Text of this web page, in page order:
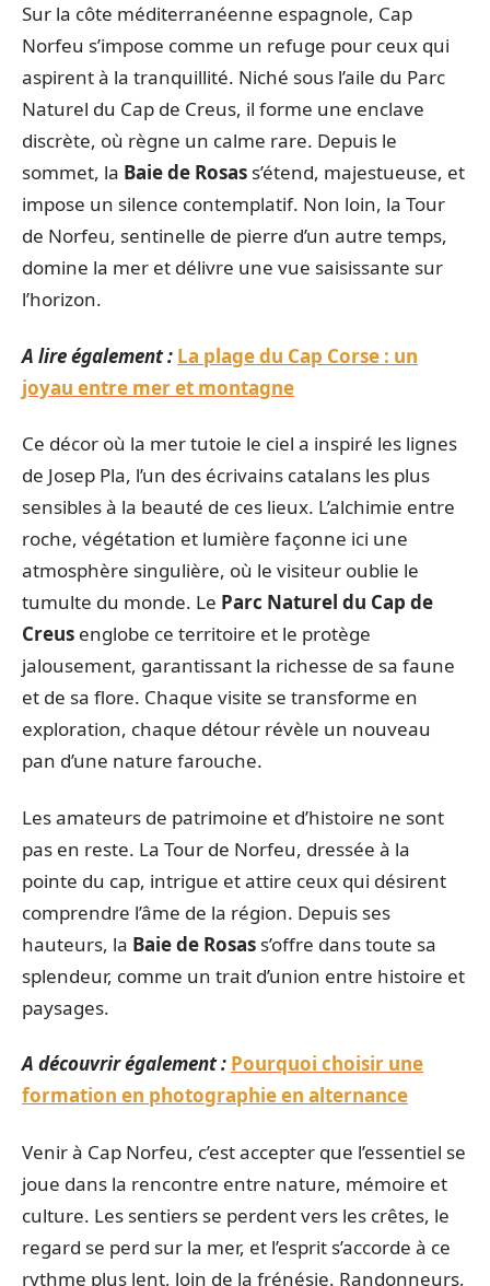
Sur la côte méditerranéenne espagnole, Cap
Norfeu s’impose comme un refuge pour ceux qui
aspirent à la tranquillité. Niché sous l’aile du Parc
Naturel du Cap de Creus, il forme une enclave
discrète, où règne un calme rare. Depuis le
sommet, la Baie de Rosas s’étend, majestueuse, et
impose un silence contemplatif. Non loin, la Tour
de Norfeu, sentinelle de pierre d’un autre temps,
domine la mer et délivre une vue saisissante sur
l’horizon.
A lire également : La plage du Cap Corse : un
joyau entre mer et montagne
Ce décor où la mer tutoie le ciel a inspiré les lignes
de Josep Pla, l’un des écrivains catalans les plus
sensibles à la beauté de ces lieux. L’alchimie entre
roche, végétation et lumière façonne ici une
atmosphère singulière, où le visiteur oublie le
tumulte du monde. Le Parc Naturel du Cap de
Creus englobe ce territoire et le protège
jalousement, garantissant la richesse de sa faune
et de sa flore. Chaque visite se transforme en
exploration, chaque détour révèle un nouveau
pan d’une nature farouche.
Les amateurs de patrimoine et d’histoire ne sont
pas en reste. La Tour de Norfeu, dressée à la
pointe du cap, intrigue et attire ceux qui désirent
comprendre l’âme de la région. Depuis ses
hauteurs, la Baie de Rosas s’offre dans toute sa
splendeur, comme un trait d’union entre histoire et
paysages.
A découvrir également : Pourquoi choisir une
formation en photographie en alternance
Venir à Cap Norfeu, c’est accepter que l’essentiel se
joue dans la rencontre entre nature, mémoire et
culture. Les sentiers se perdent vers les crêtes, le
regard se perd sur la mer, et l’esprit s’accorde à ce
rythme plus lent, loin de la frénésie. Randonneurs,